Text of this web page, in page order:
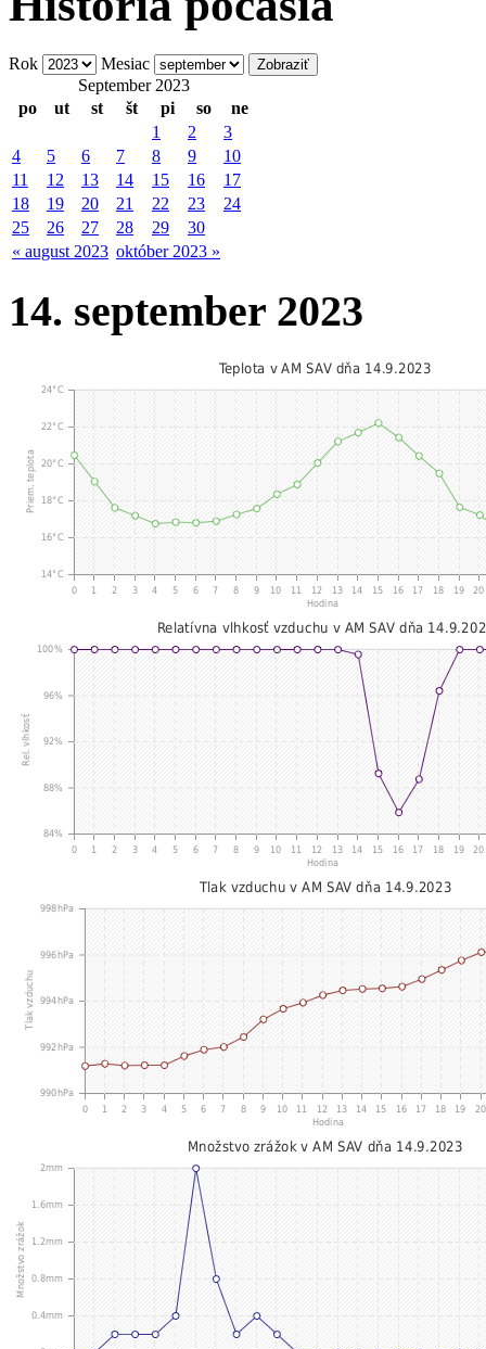
Rok
Mesiac
September 2023
po
ut st št pi so ne
« august 2023 október 2023 »
1 2
3
4
5 6 7 8 9
10
11
12 13 14 15 16
17
18
19 20 21 22 23
24
25
26 27 28 29 30
14. september 2023